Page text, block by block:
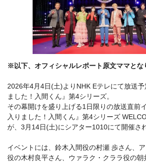
※以下、オフィシャルレポート原文ママとな
2026年4月4日(土)よりNHK Eテレにて放送
ました！入間くん』第4シリーズ。
その幕開けを盛り上げる1日限りの放送直前
入りました！入間くん』第4シリーズ
が、3月14日(土)にシアター1010にて開催さ
イベントには、鈴木入間役の村瀬 歩さん、
役の木村良平さん、ウァラク・クララ役の朝